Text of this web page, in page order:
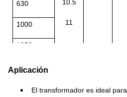
10.5
11
630
1000
1250
1600
2000
Aplicación
El transformador es ideal para